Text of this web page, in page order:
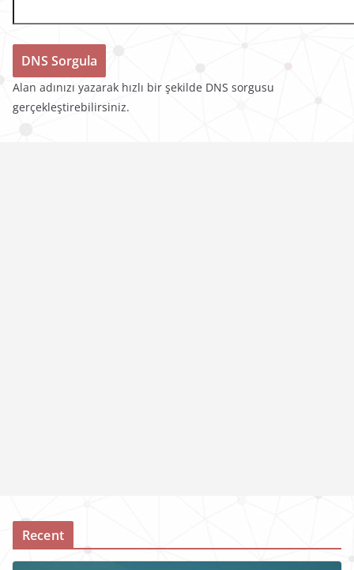
Alan adınızı yazarak hızlı bir şekilde DNS sorgusu
gerçekleştirebilirsiniz.
Recent